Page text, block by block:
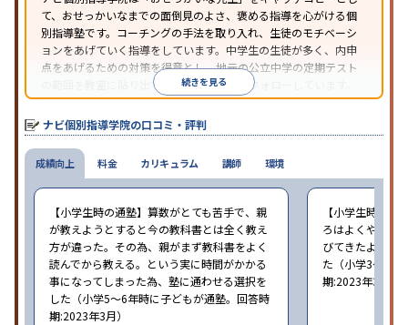
て、おせっかいなまでの面倒見のよさ、褒める指導を心がける個
別指導塾です。コーチングの手法を取り入れ、生徒のモチベーシ
ョンをあげていく指導をしています。中学生の生徒が多く、内申
点をあげるための対策を得意とし、地元の公立中学の定期テスト
の範囲を教室に貼り出すなど手厚く学習をフォローしています。
オリジナルテキストを使用しており、特に英語は各教科書に合わ
せたテキストを使った「先取り学習」で理解度を深められます。
続きを見る
ナビ個別指導学院の口コミ・評判
成績向上
【小学生時の通塾】算数がとても苦手で、親
が教えようとすると今の教科書とは全く教え
方が違った。その為、親がまず教科書をよく
読んでから教える。という実に時間がかかる
事になってしまった為、塾に通わせる選択を
した（小学5〜6年時に子どもが通塾。回答時
期:2023年3月）
【小学生時の通
ろはよくやり方
びてきたようで
た（小学3〜6年
期:2023年3月）
料金 カリキュラム 講師 環境